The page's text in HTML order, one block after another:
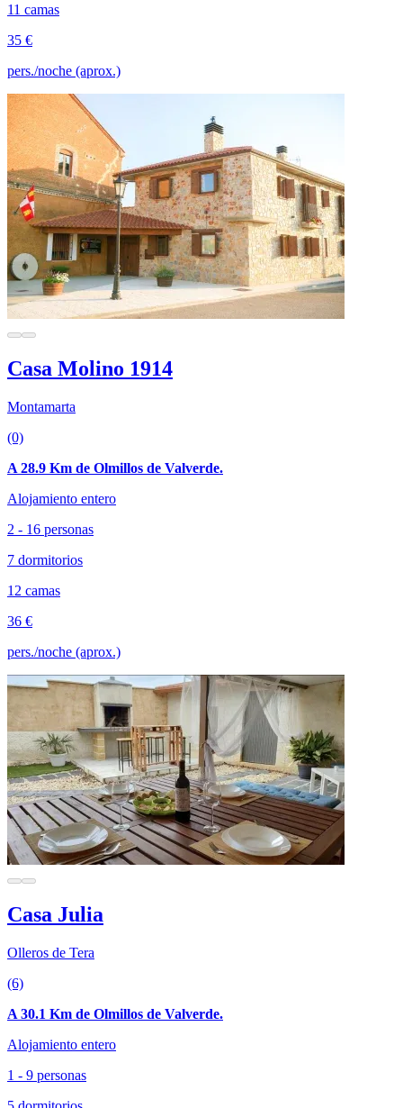
11 camas
35 €
pers./noche (aprox.)
Casa Molino 1914
Montamarta
(0)
A 28.9 Km de Olmillos de Valverde.
Alojamiento entero
2 - 16 personas
7 dormitorios
12 camas
36 €
pers./noche (aprox.)
Casa Julia
Olleros de Tera
(6)
A 30.1 Km de Olmillos de Valverde.
Alojamiento entero
1 - 9 personas